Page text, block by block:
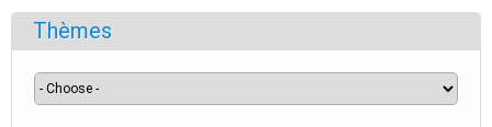
Thèmes